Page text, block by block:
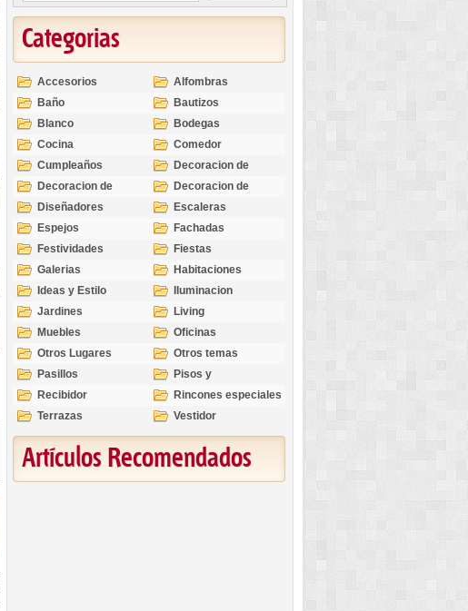
Categorias
Accesorios
Alfombras
Baño
Bautizos
Blanco
Bodegas
Cocina
Comedor
Cumpleaños
Decoracion de
Exteriores
Decoracion de
Interiores
Decoracion de
Ocasiones
Diseñadores
Escaleras
Espejos
Fachadas
Festividades
Fiestas
Galerias
Habitaciones
Ideas y Estilo
Iluminacion
Jardines
Living
Muebles
Oficinas
Otros Lugares
Otros temas
Pasillos
Pisos y
revestimientos
Recibidor
Rincones especiales
Terrazas
Vestidor
Artículos Recomendados